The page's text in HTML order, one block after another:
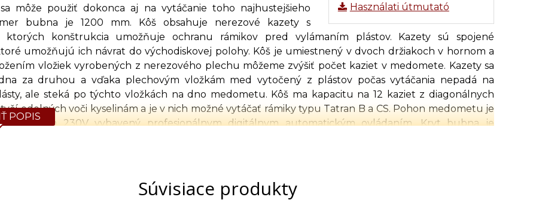
Használati útmutató
môže použiť dokonca aj na vytáčanie toho najhustejšieho
bubna je 1200 mm. Kôš obsahuje nerezové kazety s
ktorých konštrukcia umožňuje ochranu rámikov pred vylámaním plástov. Kazety sú spojené
umožňujú ich návrat do východiskovej polohy. Kôš je umiestnený v dvoch držiakoch v hornom a
vložiek vyrobených z nerezového plechu môžeme zvýšiť počet kaziet v medomete. Kazety sa
za druhou a vďaka plechovým vložkám med vytočený z plástov počas vytáčania nepadá na
ale steká po týchto vložkách na dno medometu. Kôš ma kapacitu na 12 kaziet z diagonálnych
odolných voči kyselinám a je v nich možné vytáčať rámiky typu Tatran B a CS. Pohon medometu je
napájaním 230V vybavený profesionálnym digitálnym automatickým ovládaním. Kryt bubna je
medometu je kužeľovitá, čo umožňuje voľný odtok medu. Výpustný ventil je nožový dva krát 2" z
ocele. Medomet je upevnený na troch nerezových nohách.
POPIS
Súvisiace produkty